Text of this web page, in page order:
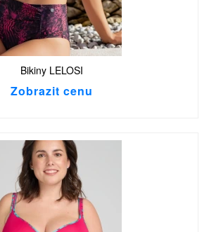
Bikiny LELOSI
Zobrazit cenu